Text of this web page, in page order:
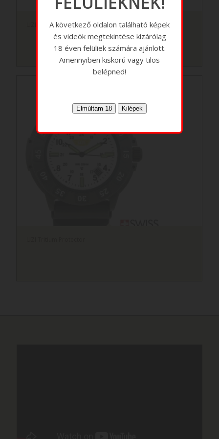
UZI Tritium Protector
A következő oldalon található képek
és videók megtekintése kizárólag
18 éven felüliek számára ajánlott.
Amennyiben kiskorú vagy tilos
belépned!